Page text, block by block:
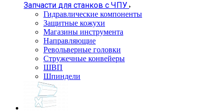
Запчасти для станков с ЧПУ
Гидравлические компоненты
Защитные кожухи
Магазины инструмента
Направляющие
Револьверные головки
Стружечные конвейеры
ШВП
Шпиндели